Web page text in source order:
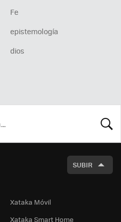
Fe
epistemología
dios
SUBIR
Xataka Móvil
Xataka Smart Home